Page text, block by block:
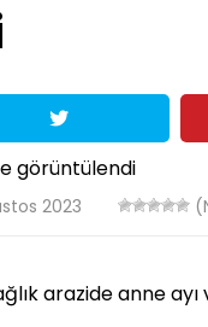
2023
arazide anne